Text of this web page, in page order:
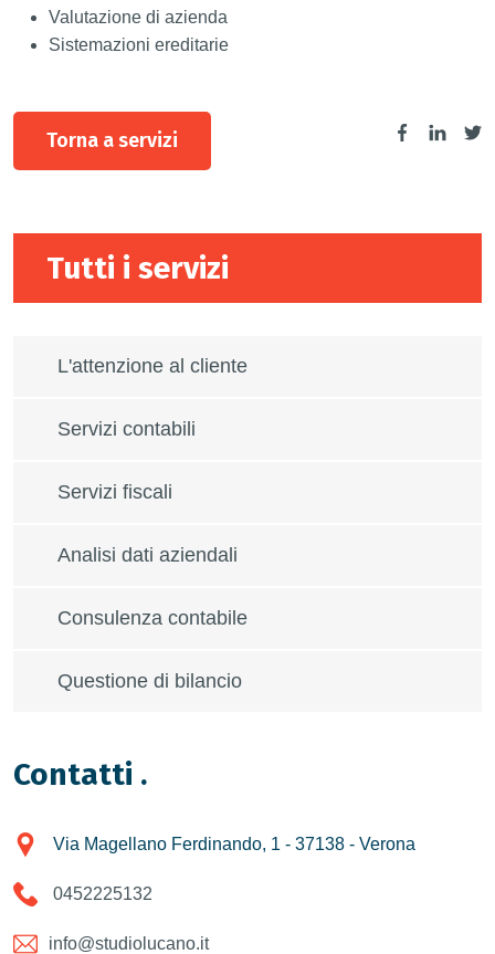
Valutazione di azienda
Sistemazioni ereditarie
Torna a servizi
Tutti i servizi
L'attenzione al cliente
Servizi contabili
Servizi fiscali
Analisi dati aziendali
Consulenza contabile
Questione di bilancio
Contatti .
Via Magellano Ferdinando, 1 - 37138 - Verona
0452225132
info@studiolucano.it